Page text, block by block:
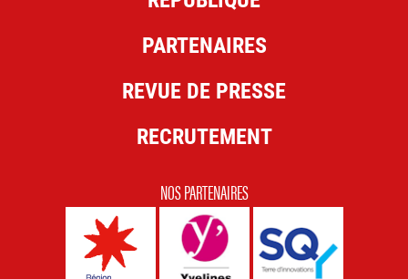
PARTENAIRES
REVUE DE PRESSE
RECRUTEMENT
NOS PARTENAIRES